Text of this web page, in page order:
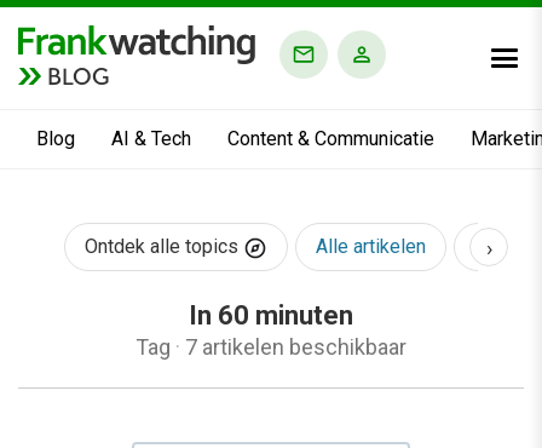
BLOG
Blog AI & Tech Content & Communicatie
Ontdek alle topics Alle artikelen AI &
›
In 60 minuten
Tag · 7 artikelen beschikbaar